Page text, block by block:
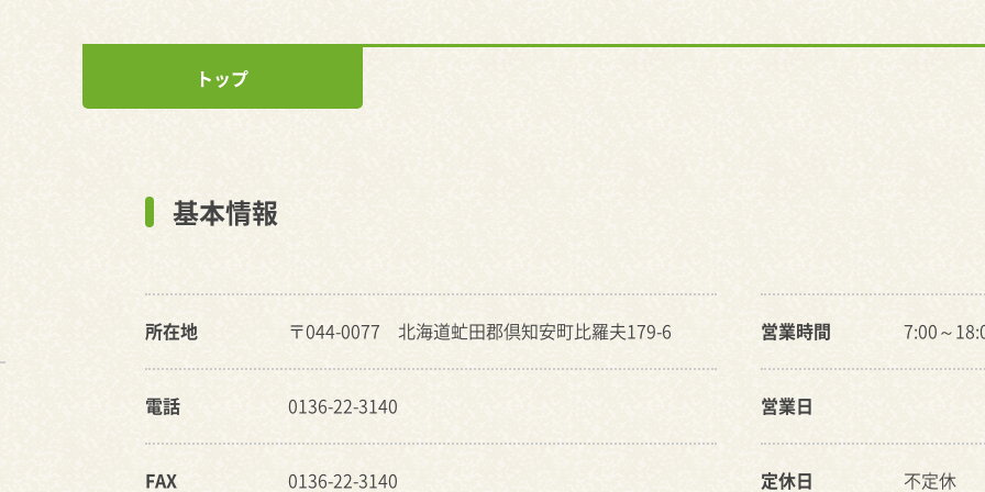
トップ
基本情報
所在地 〒044-0077 北海道虻田郡倶知安町比羅夫179-6
電話 0136-22-3140
FAX 0136-22-3140
営業時間 7:00～
営業日
定休日 不定休